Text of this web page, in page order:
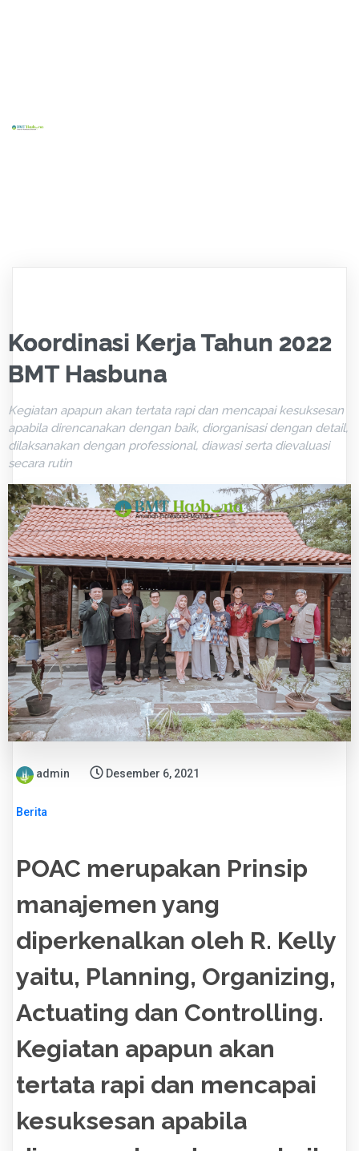
Koordinasi Kerja Tahun 2022
BMT Hasbuna
Kegiatan apapun akan tertata rapi dan mencapai kesuksesan
apabila direncanakan dengan baik, diorganisasi dengan detail,
dilaksanakan dengan professional, diawasi serta dievaluasi
secara rutin
admin Desember 6, 2021
Berita
POAC merupakan Prinsip
manajemen yang
diperkenalkan oleh R. Kelly
yaitu, Planning, Organizing,
Actuating dan Controlling.
Kegiatan apapun akan
tertata rapi dan mencapai
kesuksesan apabila